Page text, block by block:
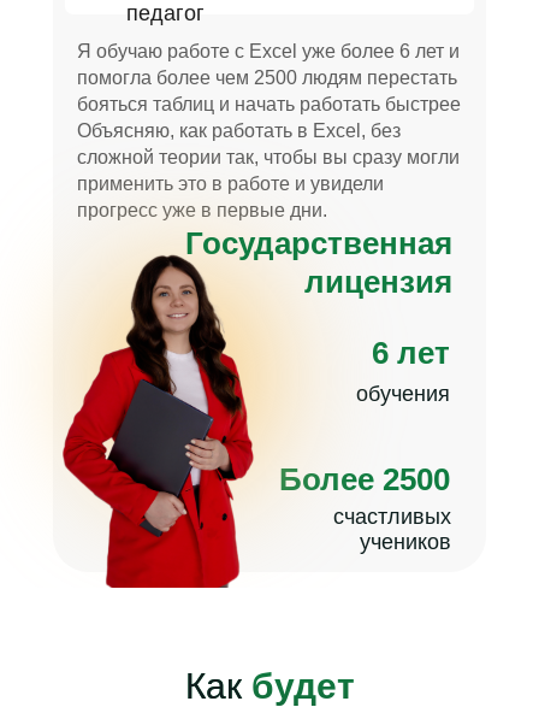
6 лет
обучения
Более 2500
счастливых
учеников
Я обучаю работе с Excel уже более 6 лет и
помогла более чем 2500 людям перестать
бояться таблиц и начать работать быстрее
Объясняю, как работать в Excel, без
сложной теории так, чтобы вы сразу могли
применить это в работе и увидели
прогресс уже в первые дни.
педагог
Государственная
лицензия
Как будет